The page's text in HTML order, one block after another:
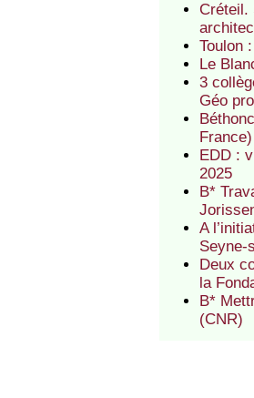
Créteil.
Toulon
Le
3
Géo
France)
EDD :
2025
B*
A
Seyne-
Deux
la
B*
(CNR)